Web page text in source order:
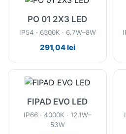
PO 01 2X3 LED
IP54 · 6500K · 6.7W–8W
291,04lei
FIPAD EVO LED
IP66 · 4000K · 12.1W–
53W